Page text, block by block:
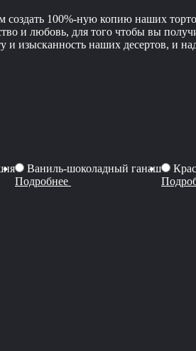
100%-ную копию наших
и любовь, для того чтобы вы
и изысканность наших десертов, и
Ваниль-шоколадный ганаш
Подробнее